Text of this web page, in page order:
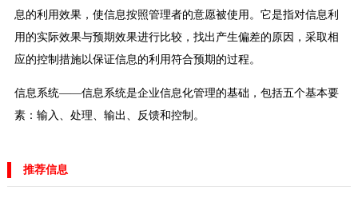
息的利用效果，使信息按照管理者的意愿被使用。它是指对信息利
用的实际效果与预期效果进行比较，找出产生偏差的原因，采取相
应的控制措施以保证信息的利用符合预期的过程。
信息系统——信息系统是企业信息化管理的基础，包括五个基本要
素：输入、处理、输出、反馈和控制。
推荐信息